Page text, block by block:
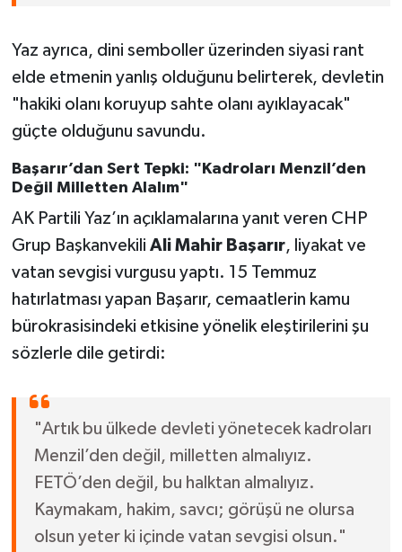
Yaz ayrıca, dini semboller üzerinden siyasi rant
elde etmenin yanlış olduğunu belirterek, devletin
"hakiki olanı koruyup sahte olanı ayıklayacak"
güçte olduğunu savundu.
Başarır’dan Sert Tepki: "Kadroları Menzil’den
Değil Milletten Alalım"
AK Partili Yaz’ın açıklamalarına yanıt veren CHP
Grup Başkanvekili Ali Mahir Başarır, liyakat ve
vatan sevgisi vurgusu yaptı. 15 Temmuz
hatırlatması yapan Başarır, cemaatlerin kamu
bürokrasisindeki etkisine yönelik eleştirilerini şu
sözlerle dile getirdi:
"Artık bu ülkede devleti yönetecek kadroları
Menzil’den değil, milletten almalıyız.
FETÖ’den değil, bu halktan almalıyız.
Kaymakam, hakim, savcı; görüşü ne olursa
olsun yeter ki içinde vatan sevgisi olsun."